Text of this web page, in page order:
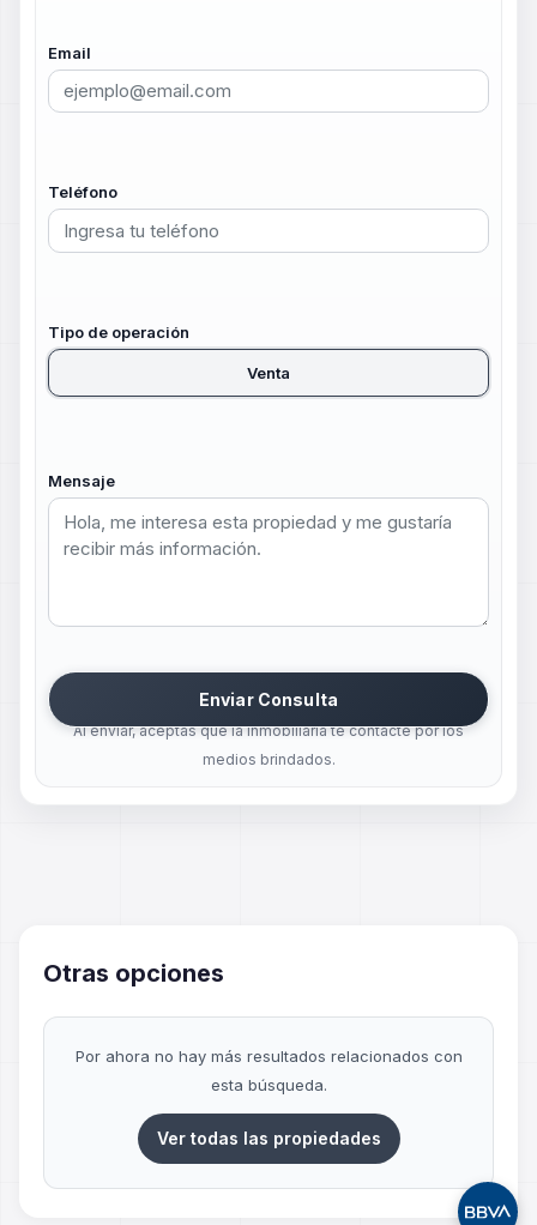
Email
Teléfono
Tipo de operación
Venta
Mensaje
Enviar Consulta
Al enviar, aceptas que la inmobiliaria te contacte por los
medios brindados.
Otras opciones
Por ahora no hay más resultados relacionados con
esta búsqueda.
Ver todas las propiedades